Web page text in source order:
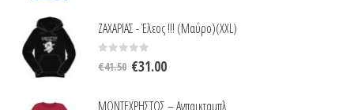
ΖΑΧΑΡΙΑΣ - Έλεος !!! (Μαύρο)(XXL)
out of 5
€41.50 Original
€31.00Η
ΜΟΝΤΕΧΡΗΣΤΟΣ – Ανπαικταμπλ